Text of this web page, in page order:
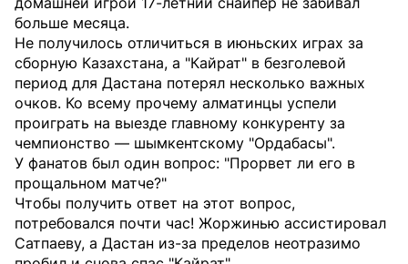
больше месяца.
Не получилось отличиться в июньских играх за
сборную Казахстана, а "Кайрат" в безголевой
период для Дастана потерял несколько важных
очков. Ко всему прочему алматинцы успели
проиграть на выезде главному конкуренту за
чемпионство — шымкентскому "Ордабасы".
У фанатов был один вопрос: "Прорвет ли его в
прощальном матче?"
Чтобы получить ответ на этот вопрос,
потребовался почти час! Жоржинью ассистировал
Сатпаеву, а Дастан из-за пределов неотразимо